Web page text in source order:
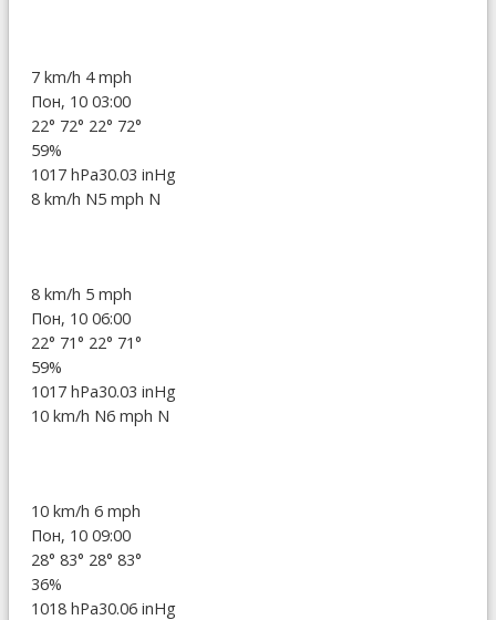
7 km/h 4 mph
Пон, 10 03:00
22° 72° 22° 72°
59%
1017 hPa30.03 inHg
8 km/h N5 mph N
8 km/h 5 mph
Пон, 10 06:00
22° 71° 22° 71°
59%
1017 hPa30.03 inHg
10 km/h N6 mph N
10 km/h 6 mph
Пон, 10 09:00
28° 83° 28° 83°
36%
1018 hPa30.06 inHg